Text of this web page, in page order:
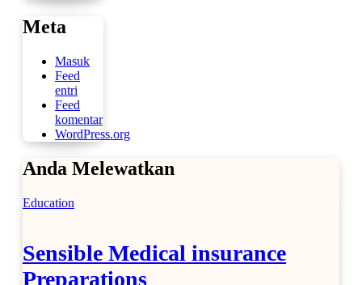
Meta
Masuk
Feed
entri
Feed
komentar
WordPress.org
Anda Melewatkan
Education
Sensible Medical insurance
Preparations